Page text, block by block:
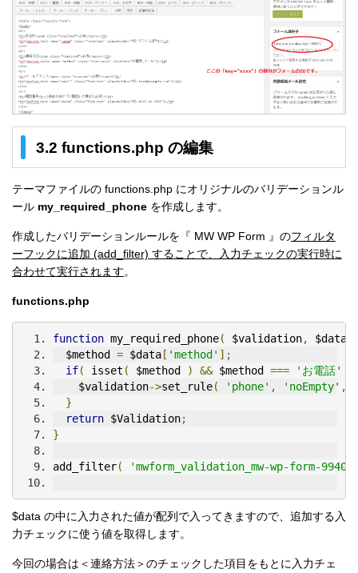
3.2 functions.php の編集
テーマファイルの functions.php にオリジナルのバリデーションル
ール my_required_phone を作成します。
作成したバリデーションルールを『 MW WP Form 』のフィルタ
ーフックに追加 (add_filter) することで、入力チェックの実行時に
合わせて実行されます。
functions.php
function my_required_phone( $validation, $data
  $method
= $data [ 'method' ];
if( isset ( $method ) && $method === 'お電話'
    $validation
->set_rule( 'phone' , 'noEmpty' ,
}
return $Validation;
}
add_filter( 'mwform_validation_mw-wp-form-9940'
$data の中に入力された値が配列で入ってきますので、追加する入
力チェックに使う値を取得します。
今回の場合は＜連絡方法＞のチェックした項目をもとに入力チェ